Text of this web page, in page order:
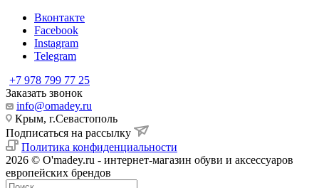
Вконтакте
Facebook
Instagram
Telegram
+7 978 799 77 25
Заказать звонок
info@omadey.ru
Крым, г.Севастополь
Подписаться на рассылку
Политика конфиденциальности
2026 © O'madey.ru - интернет-магазин обуви и аксессуаров
европейских брендов